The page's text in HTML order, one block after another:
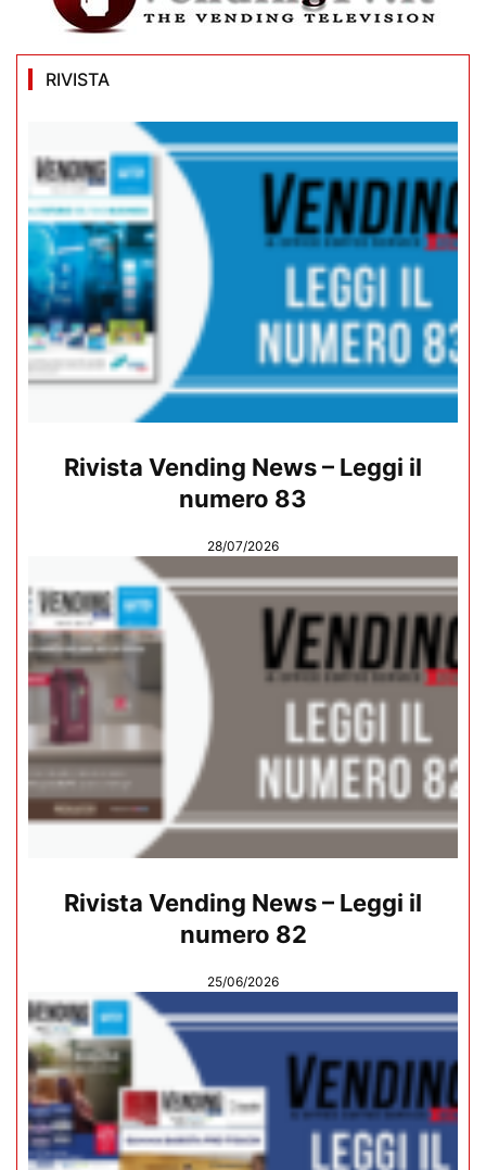
RIVISTA
Rivista Vending News – Leggi il
numero 83
28/07/2026
Rivista Vending News – Leggi il
numero 82
25/06/2026